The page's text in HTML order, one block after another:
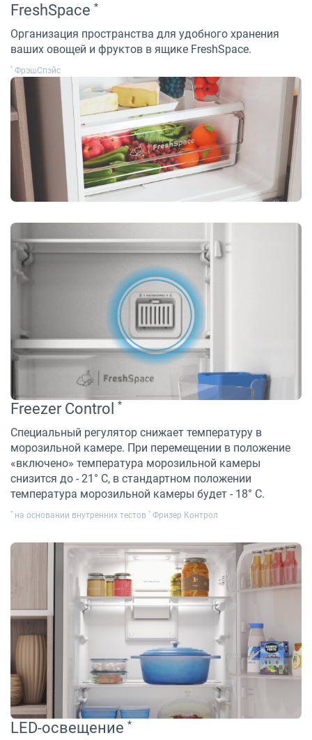
FreshSpace *
Организация пространства для удобного хранения
ваших овощей и фруктов в ящике FreshSpace.
* ФрэшСпэйс
Freezer Control *
Специальный регулятор снижает температуру в
морозильной камере. При перемещении в положение
«включено» температура морозильной камеры
снизится до - 21° С, в стандартном положении
температура морозильной камеры будет - 18° С.
* на основании внутренних тестов * Фризер Контрол
LED-освещение *